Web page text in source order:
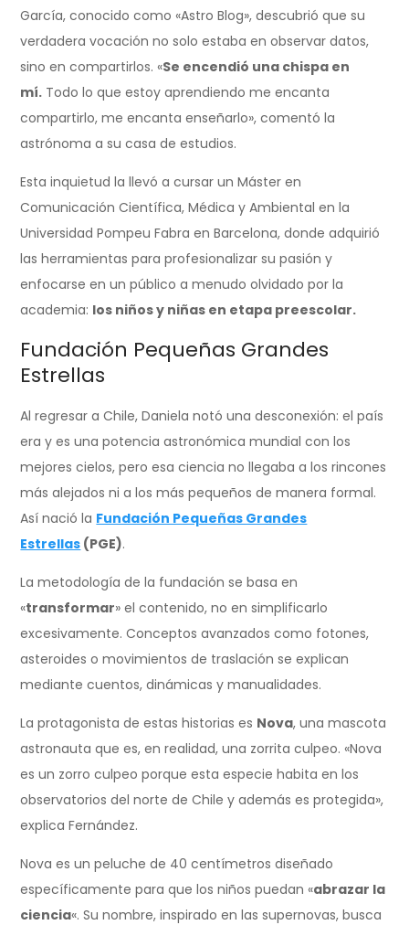
García, conocido como «Astro Blog», descubrió que su
verdadera vocación no solo estaba en observar datos,
sino en compartirlos. «Se encendió una chispa en
mí. Todo lo que estoy aprendiendo me encanta
compartirlo, me encanta enseñarlo», comentó la
astrónoma a su casa de estudios.
Esta inquietud la llevó a cursar un Máster en
Comunicación Científica, Médica y Ambiental en la
Universidad Pompeu Fabra en Barcelona, donde adquirió
las herramientas para profesionalizar su pasión y
enfocarse en un público a menudo olvidado por la
academia: los niños y niñas en etapa preescolar.
Fundación Pequeñas Grandes
Estrellas
Al regresar a Chile, Daniela notó una desconexión: el país
era y es una potencia astronómica mundial con los
mejores cielos, pero esa ciencia no llegaba a los rincones
más alejados ni a los más pequeños de manera formal.
Así nació la Fundación Pequeñas Grandes
Estrellas (PGE).
La metodología de la fundación se basa en
«transformar» el contenido, no en simplificarlo
excesivamente. Conceptos avanzados como fotones,
asteroides o movimientos de traslación se explican
mediante cuentos, dinámicas y manualidades.
La protagonista de estas historias es Nova, una mascota
astronauta que es, en realidad, una zorrita culpeo. «Nova
es un zorro culpeo porque esta especie habita en los
observatorios del norte de Chile y además es protegida»,
explica Fernández.
Nova es un peluche de 40 centímetros diseñado
específicamente para que los niños puedan «abrazar la
ciencia«. Su nombre, inspirado en las supernovas, busca